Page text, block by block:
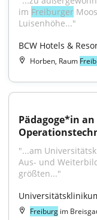
im Freiburger
Luisenhöhe..."
BCW Hotels &
Horben, Raum
Pädagoge*in
"...am
Aus- und
größten..."
Freiburg im